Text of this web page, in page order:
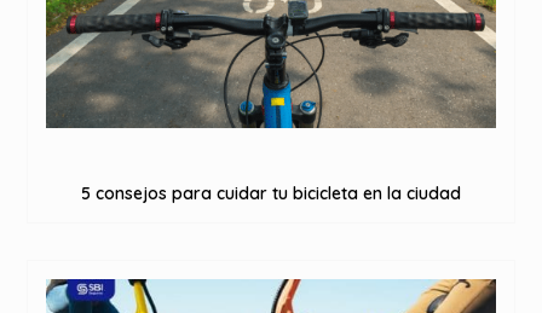
5 consejos para cuidar tu bicicleta en la ciudad